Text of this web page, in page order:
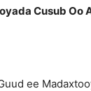
Cusub Oo
ee